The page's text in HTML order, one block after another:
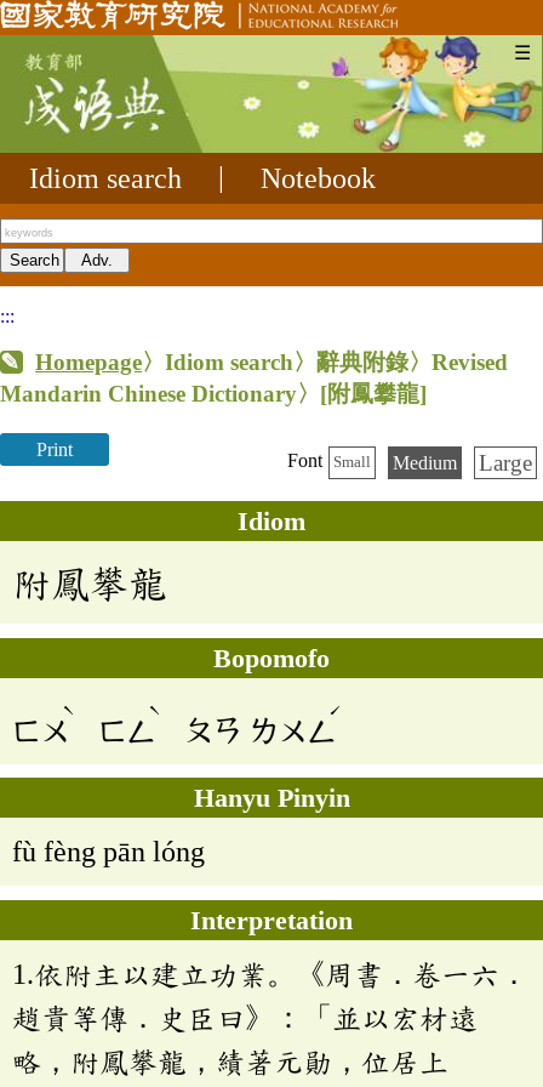
☰
Idiom search Notebook
:::
Homepage〉Idiom search〉辭典附錄〉Revised
Mandarin Chinese Dictionary〉 [附鳳攀龍]
Print
Font Small Medium Large
Idiom
附鳳攀龍
Bopomofo
ㄈㄨ
ˋ
ㄈㄥ
ˋ
ㄆㄢ ㄌㄨㄥ
ˊ
Hanyu Pinyin
fù fèng pān lóng
Interpretation
1.依附主以建立功業。《周書．卷一六．
趙貴等傳．史臣曰》：「並以宏材遠
略，附鳳攀龍，績著元勛，位居上